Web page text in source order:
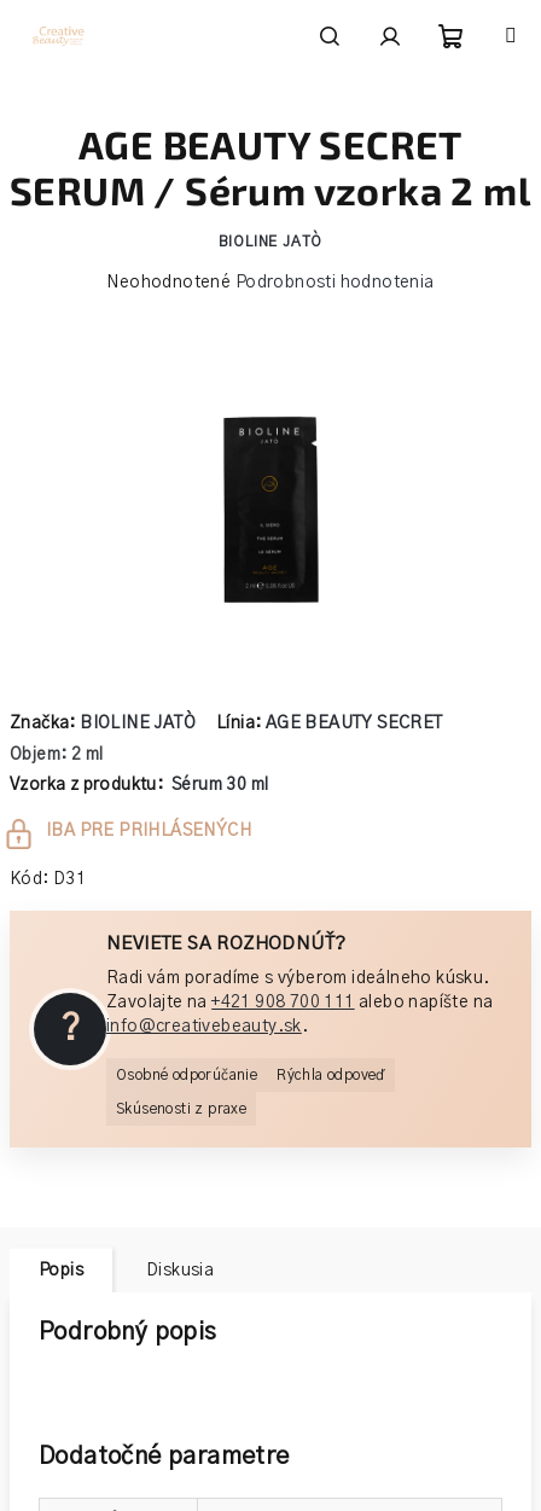
košík
Značka: BIOLINE JATÒ Línia: AGE BEAUTY SECRET
Objem: 2 ml
Vzorka z produktu:Sérum 30 ml
Jednotková
cena:
IBA PRE PRIHLÁSENÝCH
Kód: D31
?
NEVIETE SA ROZHODNÚŤ?
Radi vám poradíme s výberom ideálneho kúsku.
Zavolajte na+421 908 700 111
alebo napíšte na
info@creativebeauty.sk .
Osobné odporúčanie Rýchla odpoveď
Skúsenosti z praxe
AGE BEAUTY SECRET
SERUM / Sérum vzorka 2 ml
BIOLINE JATÒ
Priemerné
Neohodnotené Podrobnosti hodnotenia
Popis Diskusia
Podrobný popis
Dodatočné parametre